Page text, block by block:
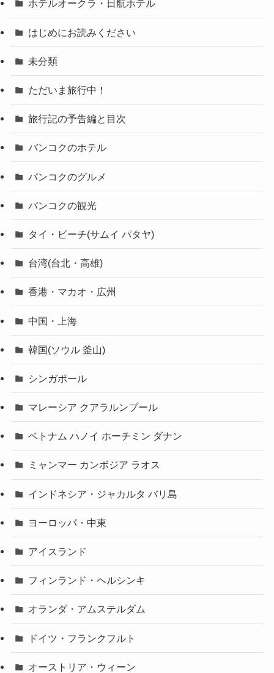
ホテルオークラ・日航ホテル
はじめにお読みください
未分類
ただいま旅行中！
旅行記の予告編と目次
バンコクのホテル
バンコクのグルメ
バンコクの観光
タイ・ビーチ(サムイ パタヤ)
台湾(台北・高雄)
香港・マカオ・広州
中国・上海
韓国(ソウル 釜山)
シンガポール
マレーシア クアラルンプール
ベトナム ハノイ ホーチミン ダナン
ミャンマー カンボジア ラオス
インドネシア・ジャカルタ バリ島
ヨーロッパ・中東
アイスランド
フィンランド・ヘルシンキ
オランダ・アムステルダム
ドイツ・フランクフルト
オーストリア・ウィーン